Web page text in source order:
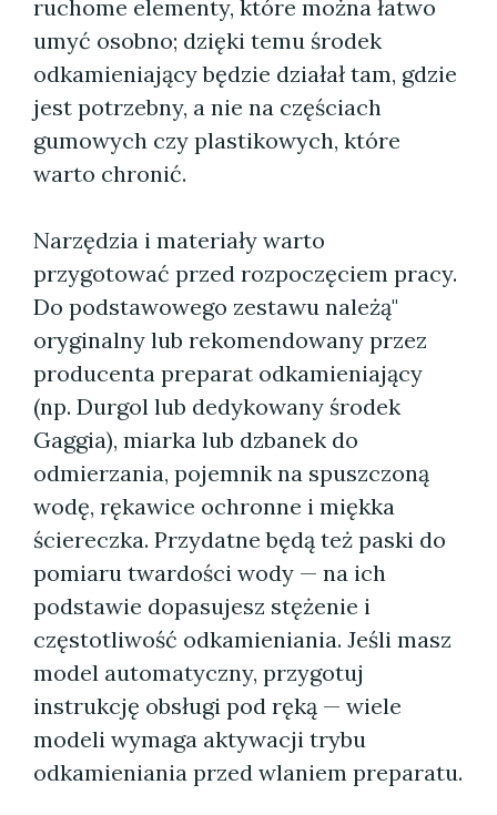
ruchome elementy, które można łatwo
umyć osobno; dzięki temu środek
odkamieniający będzie działał tam, gdzie
jest potrzebny, a nie na częściach
gumowych czy plastikowych, które
warto chronić.
Narzędzia i materiały warto
przygotować przed rozpoczęciem pracy.
Do podstawowego zestawu należą"
oryginalny lub rekomendowany przez
producenta preparat odkamieniający
(np. Durgol lub dedykowany środek
Gaggia), miarka lub dzbanek do
odmierzania, pojemnik na spuszczoną
wodę, rękawice ochronne i miękka
ściereczka. Przydatne będą też paski do
pomiaru twardości wody — na ich
podstawie dopasujesz stężenie i
częstotliwość odkamieniania. Jeśli masz
model automatyczny, przygotuj
instrukcję obsługi pod ręką — wiele
modeli wymaga aktywacji trybu
odkamieniania przed wlaniem preparatu.